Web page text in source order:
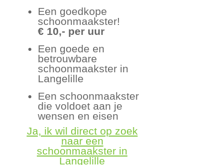
Een goedkope
schoonmaakster!
€ 10,- per uur
Een goede en
betrouwbare
schoonmaakster in
Langelille
Een schoonmaakster
die voldoet aan je
wensen en eisen
Ja, ik wil direct op zoek
naar een
schoonmaakster in
Langelille